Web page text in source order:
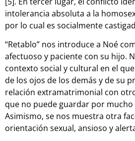
intolerancia absoluta a la
por lo cual es socialmente
“Retablo” nos introduce a Noé
afectuoso y paciente con su hijo.
contexto social y cultural en el
de los ojos de los demás y de su
relación extramatrimonial con
que no puede guardar por
Asimismo, se nos muestra otra
orientación sexual, ansioso y